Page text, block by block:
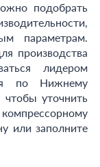
подобрать
параметрам.
производства
лидером
по Нижнему
уточнить
или заполните